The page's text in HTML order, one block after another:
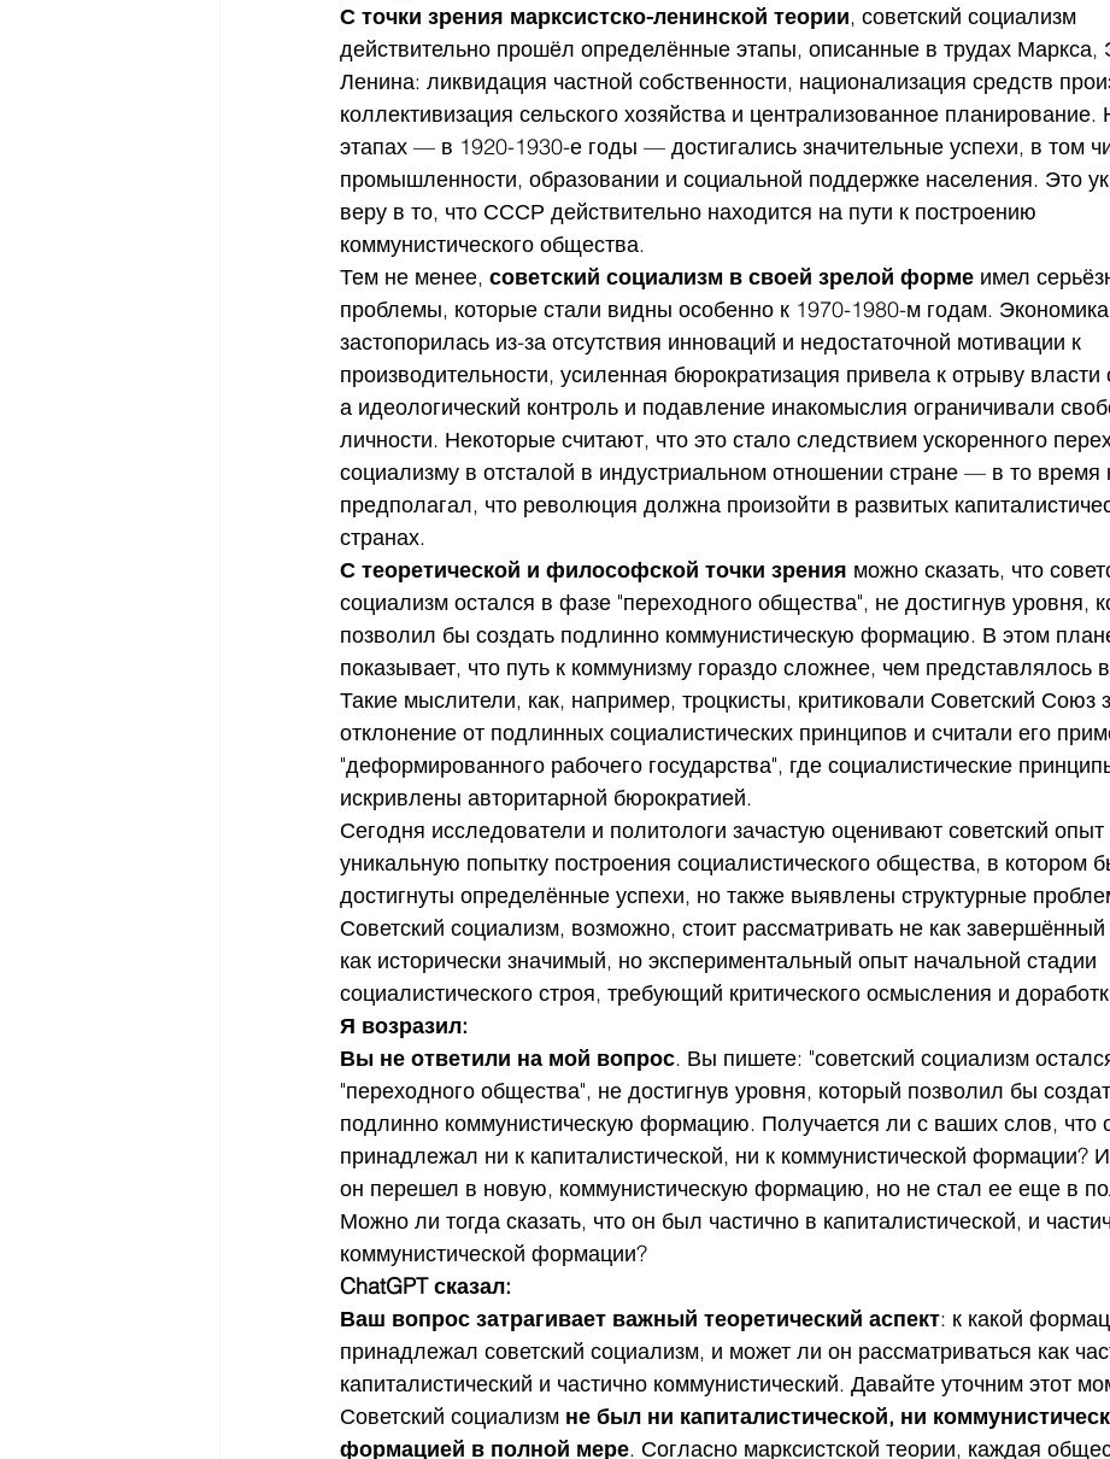
С точки зрения марксистско-ленинской теории, советский социализм
действительно прошёл определённые этапы, описанные в трудах Маркса,
Ленина: ликвидация частной собственности, национализация средств
коллективизация сельского хозяйства и централизованное
этапах — в 1920-1930-е годы — достигались значительные успехи, в том
промышленности, образовании и социальной поддержке населения. Это
веру в то, что СССР действительно находится на пути к построению
коммунистического общества.
Тем не менее, советский социализм в своей зрелой форме имел
проблемы, которые стали видны особенно к 1970-1980-м годам. Экономика
застопорилась из-за отсутствия инноваций и недостаточной мотивации к
производительности, усиленная бюрократизация привела к отрыву власти
а идеологический контроль и подавление инакомыслия ограничивали
личности. Некоторые считают, что это стало следствием ускоренного
социализму в отсталой в индустриальном отношении стране — в то время
предполагал, что революция должна произойти в развитых
странах.
С теоретической и философской точки зрения можно сказать, что
социализм остался в фазе "переходного общества", не достигнув уровня,
позволил бы создать подлинно коммунистическую формацию. В этом
показывает, что путь к коммунизму гораздо сложнее, чем представлялось
Такие мыслители, как, например, троцкисты, критиковали Советский Союз
отклонение от подлинных социалистических принципов и считали его
"деформированного рабочего государства", где социалистические
искривлены авторитарной бюрократией.
Сегодня исследователи и политологи зачастую оценивают советский опыт
уникальную попытку построения социалистического общества, в котором
достигнуты определённые успехи, но также выявлены структурные
Советский социализм, возможно, стоит рассматривать не как
как исторически значимый, но экспериментальный опыт начальной стадии
социалистического строя, требующий критического осмысления и
Я возразил:
Вы не ответили на мой вопрос. Вы пишете: "советский социализм
"переходного общества", не достигнув уровня, который позволил бы
подлинно коммунистическую формацию. Получается ли с ваших слов, что
принадлежал ни к капиталистической, ни к коммунистической формации?
он перешел в новую, коммунистическую формацию, но не стал ее еще в
Можно ли тогда сказать, что он был частично в капиталистической, и
коммунистической формации?
ChatGPT сказал:
Ваш вопрос затрагивает важный теоретический аспект: к какой
принадлежал советский социализм, и может ли он рассматриваться как
капиталистический и частично коммунистический. Давайте уточним этот
Советский социализм не был ни капиталистической, ни
формацией в полной мере. Согласно марксистской теории, каждая